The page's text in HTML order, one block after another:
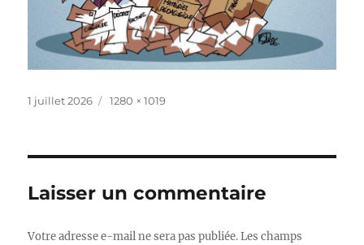
Publié
1 juillet 2026
Taille
1280 × 1019
Laisser un commentaire
Votre adresse e-mail ne sera pas publiée. Les champs